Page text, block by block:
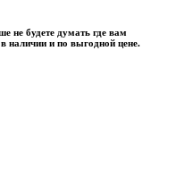
не будете думать где вам
наличии и по выгодной цене.